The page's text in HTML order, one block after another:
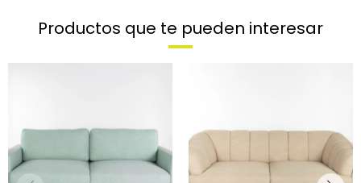
Productos que te pueden interesar